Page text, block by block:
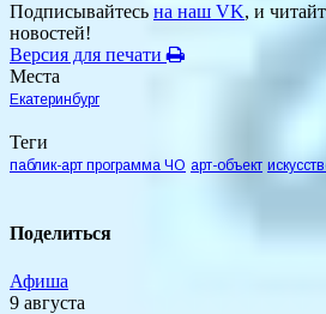
Подписывайтесь на наш VK, и
новостей!
Версия для печати
Места
Екатеринбург
Теги
паблик-арт программа ЧО арт-объект
Поделиться
Афиша
9 августа